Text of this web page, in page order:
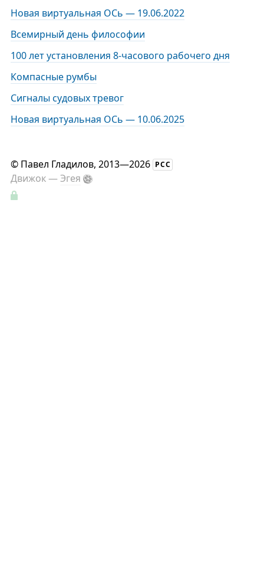
Новая виртуальная ОСь — 19.06.2022
Всемирный день философии
100 лет установления 8-часового рабочего дня
Компасные румбы
Сигналы судовых тревог
Новая виртуальная ОСь — 10.06.2025
© Павел Гладилов, 2013—2026 РСС
Движок —Эгея